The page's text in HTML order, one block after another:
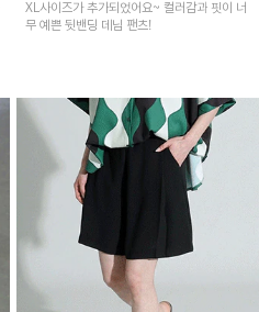
XL사이즈가 추가되었어요~ 컬러감과 핏이 너
무 예쁜 뒷밴딩 데님 팬츠!